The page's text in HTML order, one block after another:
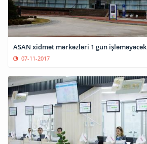
ASAN xidmət mərkəzləri 1 gün işləməyəcək
07-11-2017